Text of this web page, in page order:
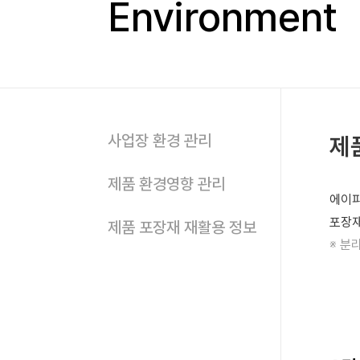
Environment
사업장 환경 관리
제품 환경영향 관리
제품 포장재 재활용 정보
제
에이
포장
※ 분